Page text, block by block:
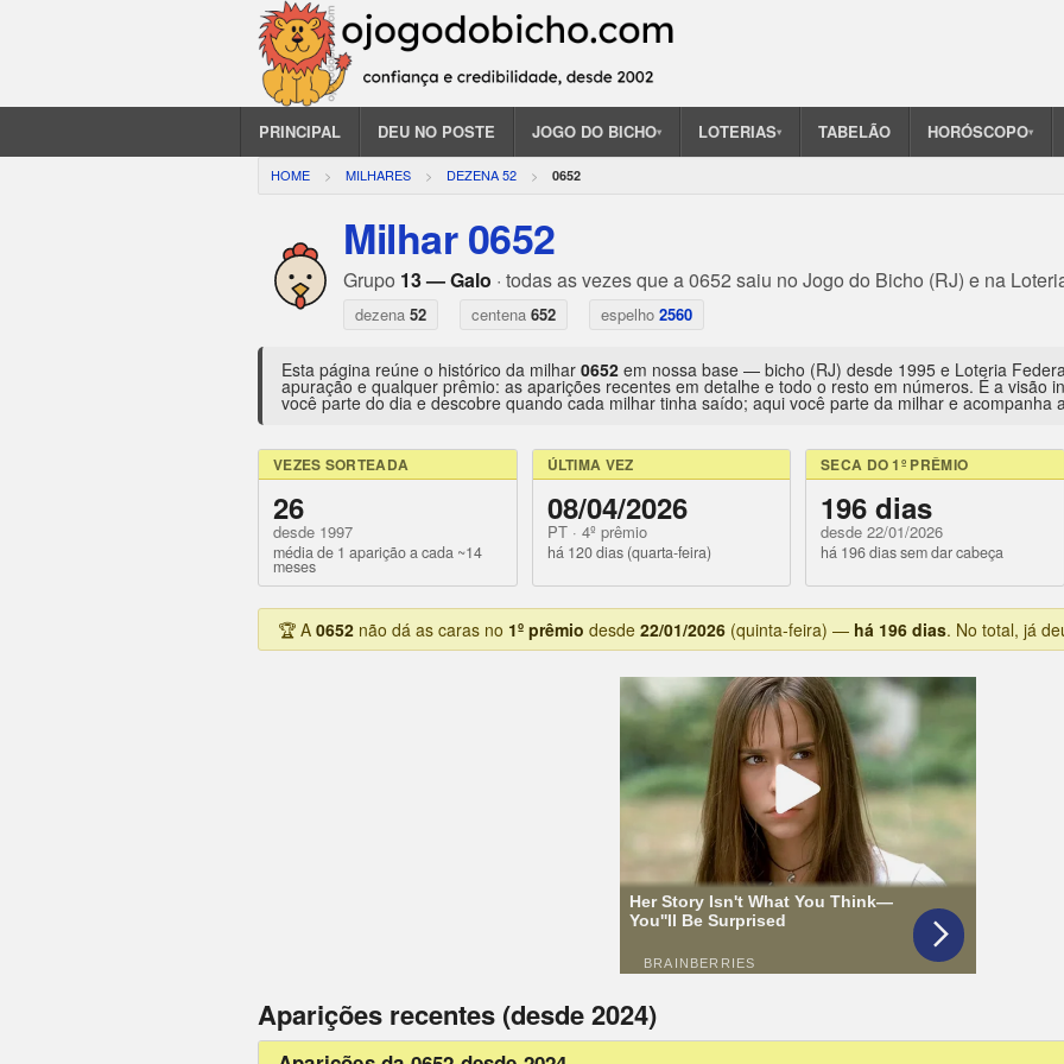
PRINCIPAL DEU NO POSTE JOGO DO BICHO▾ LOTERIAS▾ TABELÃO HORÓSCOPO▾
HOME MILHARES DEZENA 52 0652
Milhar 0652
Grupo 13 — Galo · todas as vezes que a 0652 saiu no Jogo do Bicho (RJ) e na
dezena 52 centena 652 espelho 2560
Esta página reúne o histórico da milhar 0652 em nossa base — bicho (RJ) desde 1995 e Loteria
apuração e qualquer prêmio: as aparições recentes em detalhe e todo o resto em números. É a visão
você parte do dia e descobre quando cada milhar tinha saído; aqui você parte da milhar e acompanha
VEZES SORTEADA
26
desde 1997
média de 1 aparição a cada ~14
meses
ÚLTIMA VEZ
08/04/2026
PT · 4º prêmio
há 120 dias (quarta-feira)
SECA DO 1º PRÊMIO
196 dias
desde 22/01/2026
há 196 dias sem dar cabeça
🏆 A 0652 não dá as caras no 1º prêmio desde 22/01/2026 (quinta-feira) — há 196 dias. No total, já
Aparições recentes (desde 2024)